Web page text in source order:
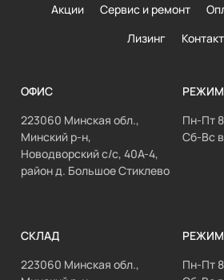
Акции Сервис и ремонт
Лизинг
ОФИС
223060 Минская обл.,
Минский р-н,
Новодворский с/с, 40А-4,
район д. Большое Стиклево
Пн-Пт
Сб-Вс
СКЛАД
223060 Минская обл.,
Пн-Пт